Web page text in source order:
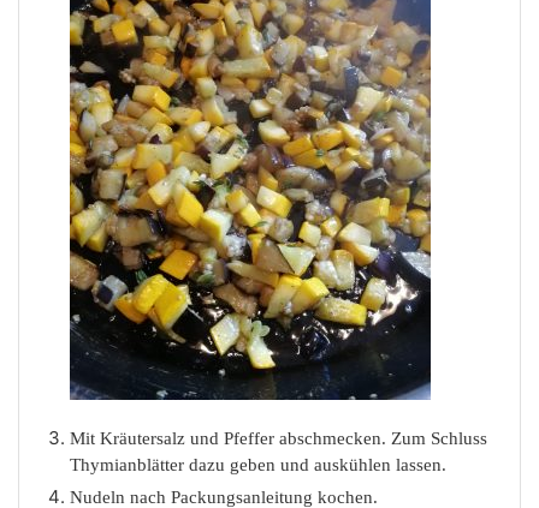
Mit Kräutersalz und Pfeffer abschmecken. Zum Schluss
Thymianblätter dazu geben und auskühlen lassen.
Nudeln nach Packungsanleitung kochen.